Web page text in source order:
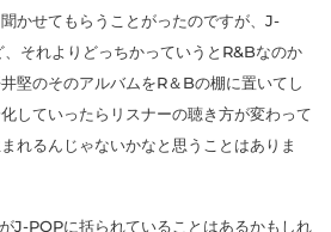
かせてもらうことがったのですが、J-
それよりどっちかっていうとR&Bなのか
堅のそのアルバムをR＆Bの棚に置いてし
していったらリスナーの聴き方が変わって
れるんじゃないかなと思うことはありま
J-POPに括られていることはあるかもしれ